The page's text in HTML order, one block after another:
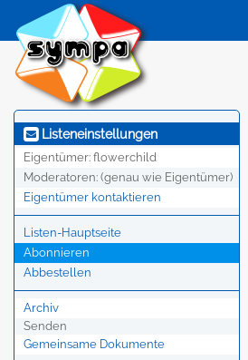
Listeneinstellungen
Eigentümer: flowerchild
Moderatoren: (genau wie Eigentümer)
Eigentümer kontaktieren
Listen-Hauptseite
Abonnieren
Abbestellen
Archiv
Senden
Gemeinsame Dokumente